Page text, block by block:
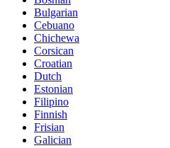
Bulgarian
Cebuano
Chichewa
Corsican
Croatian
Dutch
Estonian
Filipino
Finnish
Frisian
Galician